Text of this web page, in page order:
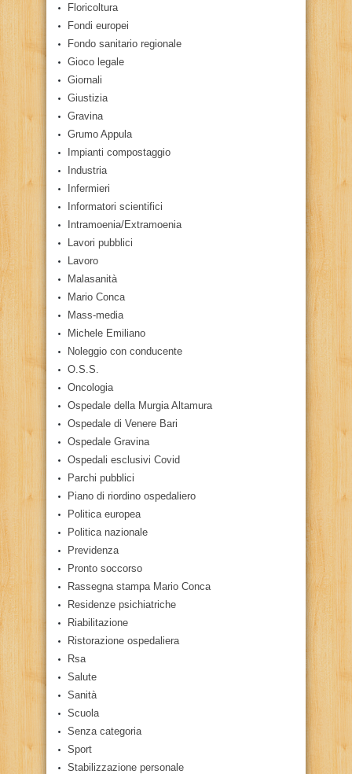
Floricoltura
Fondi europei
Fondo sanitario regionale
Gioco legale
Giornali
Giustizia
Gravina
Grumo Appula
Impianti compostaggio
Industria
Infermieri
Informatori scientifici
Intramoenia/Extramoenia
Lavori pubblici
Lavoro
Malasanità
Mario Conca
Mass-media
Michele Emiliano
Noleggio con conducente
O.S.S.
Oncologia
Ospedale della Murgia Altamura
Ospedale di Venere Bari
Ospedale Gravina
Ospedali esclusivi Covid
Parchi pubblici
Piano di riordino ospedaliero
Politica europea
Politica nazionale
Previdenza
Pronto soccorso
Rassegna stampa Mario Conca
Residenze psichiatriche
Riabilitazione
Ristorazione ospedaliera
Rsa
Salute
Sanità
Scuola
Senza categoria
Sport
Stabilizzazione personale